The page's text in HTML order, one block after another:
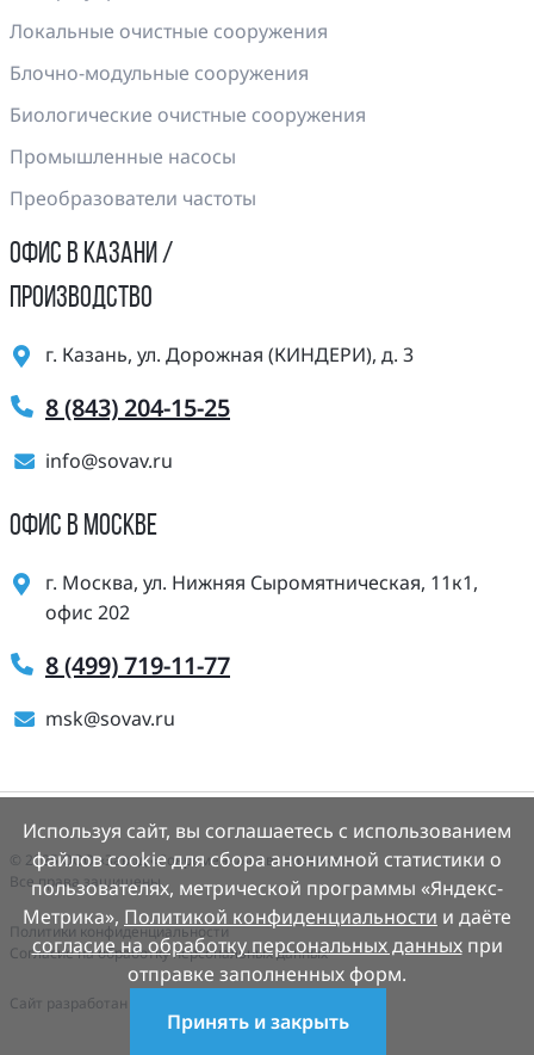
Локальные очистные сооружения
Блочно-модульные сооружения
Биологические очистные сооружения
Промышленные насосы
Преобразователи частоты
ОФИС В КАЗАНИ /
ПРОИЗВОДСТВО
г. Казань, ул. Дорожная (КИНДЕРИ), д. 3
8 (843) 204-15-25
info@sovav.ru
ОФИС В МОСКВЕ
г. Москва, ул. Нижняя Сыромятническая, 11к1,
офис 202
8 (499) 719-11-77
msk@sovav.ru
© 2025 ООО «Завод «Современная Автоматика».
Все права защищены.
Политики конфиденциальности
Согласие на обработку персональных данных
Cайт разработан
Используя сайт, вы соглашаетесь с использованием
файлов cookie для сбора анонимной статистики о
пользователях, метрической программы «Яндекс-
Метрика», Политикой конфиденциальности и даёте
согласие на обработку персональных данныхпри
отправке заполненных форм.
Принять и закрыть